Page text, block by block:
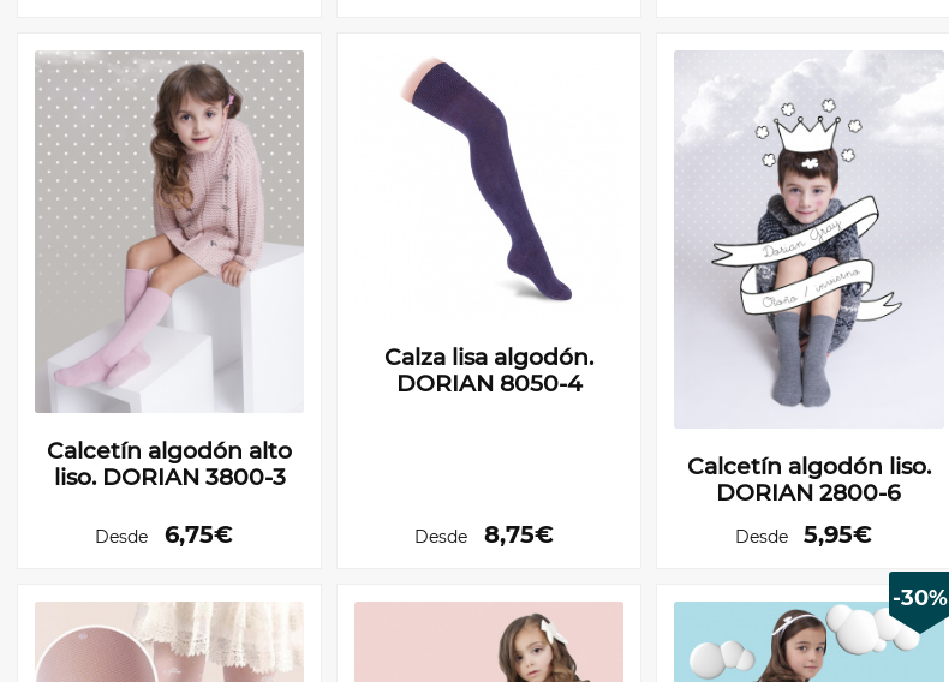
Calcetín algodón alto
liso. DORIAN 3800-3
Desde 6,75€
Calza lisa algodón.
DORIAN 8050-4
Desde 8,75€
Calcetín algodón liso.
DORIAN 2800-6
Desde 5,95€
-30%